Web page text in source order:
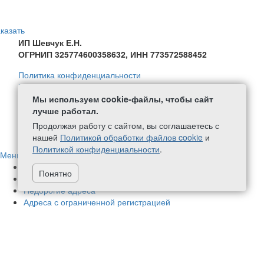
ИП Шевчук Е.Н.
ОГРНИП 325774600358632, ИНН 773572588452
Политика конфиденциальности
Политика в отношении обработки персональных данных
Согласие на обработку персональных данных
Политика обработки файлов Cookie
+7 (499) 111-59-08
написать нам
Меню
Адреса в нашей собственности
Немассовые адреса
Недорогие адреса
Адреса с ограниченной регистрацией
Мы используем cookie-файлы, чтобы сайт
лучше работал.
Продолжая работу с сайтом, вы соглашаетесь с
нашей Политикой обработки файлов cookie и
Политикой конфиденциальности.
Понятно